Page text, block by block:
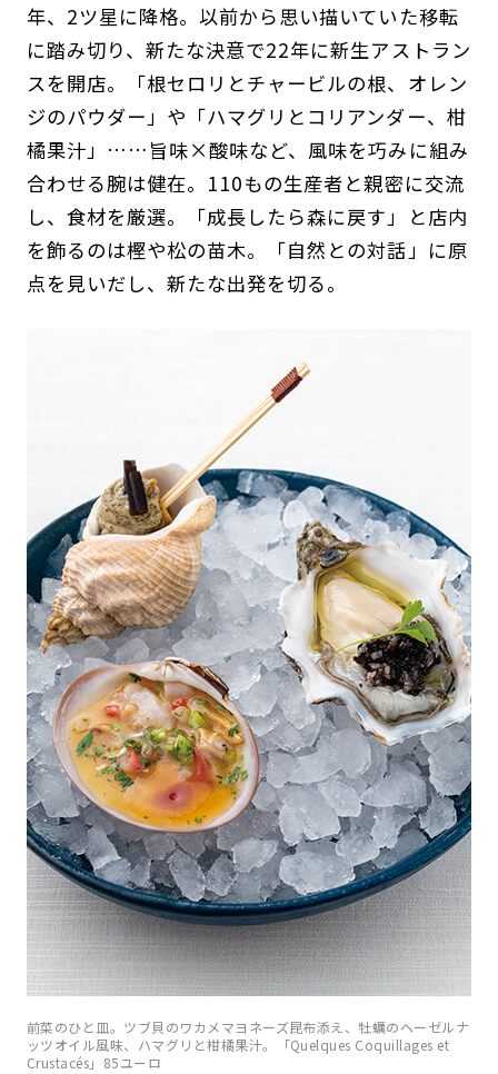
年、2ツ星に降格。以前から思い描いていた移転
に踏み切り、新たな決意で22年に新生アストラン
スを開店。「根セロリとチャービルの根、オレン
ジのパウダー」や「ハマグリとコリアンダー、柑
橘果汁」……旨味×酸味など、風味を巧みに組み
合わせる腕は健在。110もの生産者と親密に交流
し、食材を厳選。「成長したら森に戻す」と店内
を飾るのは樫や松の苗木。「自然との対話」に原
点を見いだし、新たな出発を切る。
前菜のひと皿。ツブ貝のワカメマヨネーズ昆布添え、牡蠣のヘーゼルナ
ッツオイル風味、ハマグリと柑橘果汁。「Quelques Coquillages et
Crustacés」85ユーロ